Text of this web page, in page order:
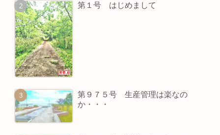
第１号 はじめまして
第９７５号 生産管理は楽なの
か・・・